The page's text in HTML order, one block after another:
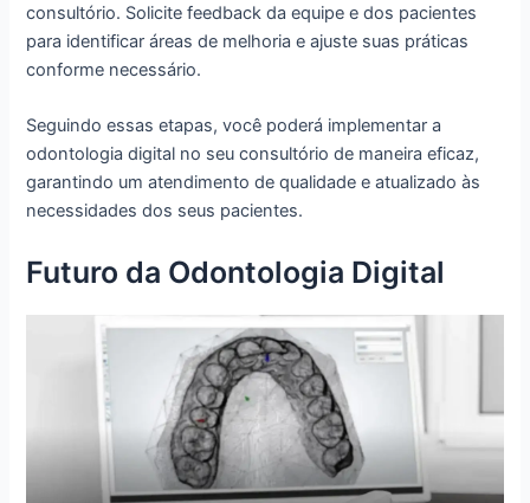
consultório. Solicite feedback da equipe e dos pacientes
para identificar áreas de melhoria e ajuste suas práticas
conforme necessário.
Seguindo essas etapas, você poderá implementar a
odontologia digital no seu consultório de maneira eficaz,
garantindo um atendimento de qualidade e atualizado às
necessidades dos seus pacientes.
Futuro da Odontologia Digital